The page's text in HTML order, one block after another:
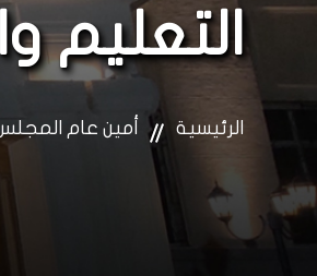
التعليم
الرئيسية أمين عام